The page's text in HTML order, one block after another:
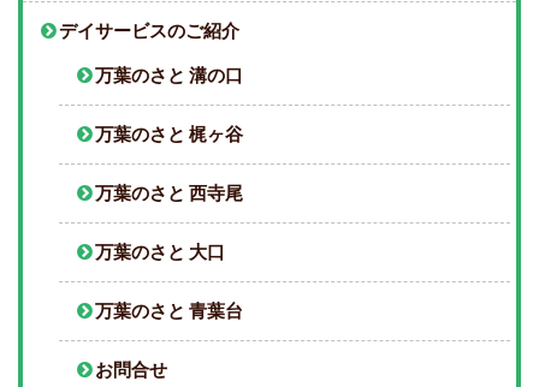
デイサービスのご紹介
万葉のさと 溝の口
万葉のさと 梶ヶ谷
万葉のさと 西寺尾
万葉のさと 大口
万葉のさと 青葉台
お問合せ